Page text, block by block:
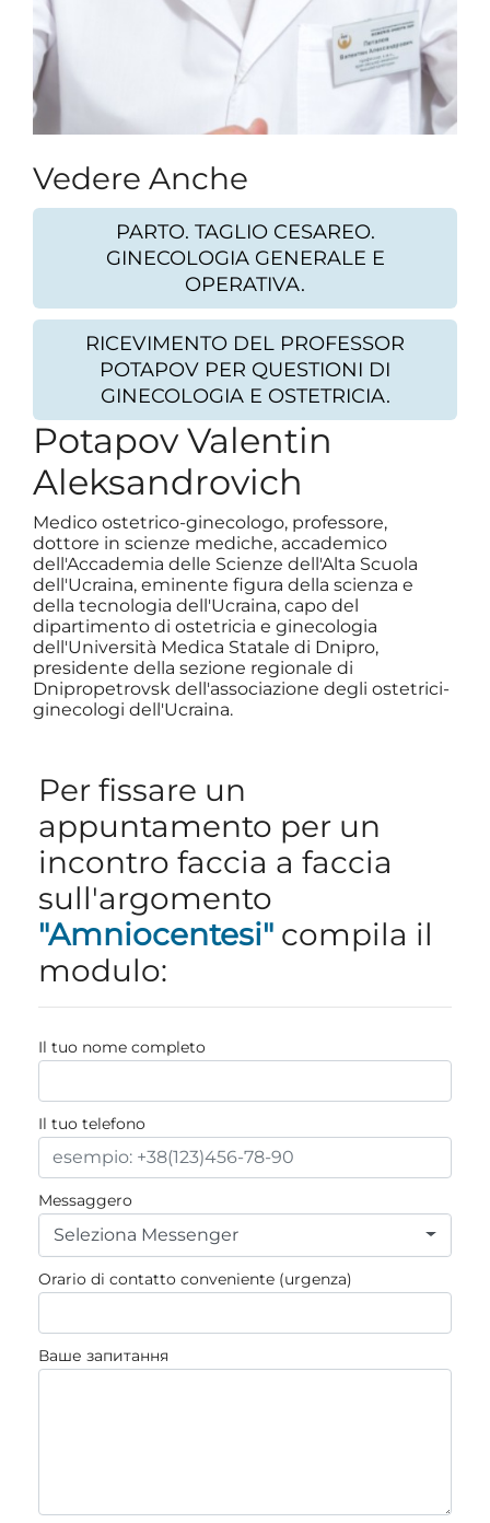
Vedere Anche
PARTO. TAGLIO CESAREO.
GINECOLOGIA GENERALE E
OPERATIVA.
RICEVIMENTO DEL PROFESSOR
POTAPOV PER QUESTIONI DI
GINECOLOGIA E OSTETRICIA.
Potapov Valentin
Aleksandrovich
Medico ostetrico-ginecologo, professore,
dottore in scienze mediche, accademico
dell'Accademia delle Scienze dell'Alta Scuola
dell'Ucraina, eminente figura della scienza e
della tecnologia dell'Ucraina, capo del
dipartimento di ostetricia e ginecologia
dell'Università Medica Statale di Dnipro,
presidente della sezione regionale di
Dnipropetrovsk dell'associazione degli ostetrici-
ginecologi dell'Ucraina.
Per fissare un
appuntamento per un
incontro faccia a faccia
sull'argomento
"Amniocentesi" compila il
modulo:
Il tuo nome completo
Il tuo telefono
Messaggero
Seleziona Messenger
Orario di contatto conveniente (urgenza)
Ваше запитання